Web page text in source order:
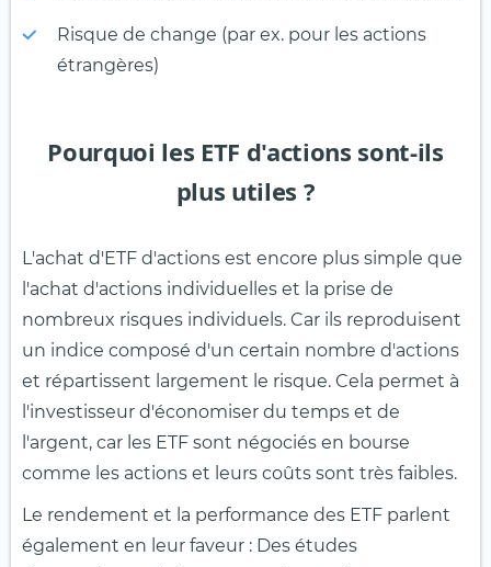
Risque de change (par ex. pour les actions
étrangères)
Pourquoi les ETF d'actions sont-ils
plus utiles ?
L'achat d'ETF d'actions est encore plus simple que
l'achat d'actions individuelles et la prise de
nombreux risques individuels. Car ils reproduisent
un indice composé d'un certain nombre d'actions
et répartissent largement le risque. Cela permet à
l'investisseur d'économiser du temps et de
l'argent, car les ETF sont négociés en bourse
comme les actions et leurs coûts sont très faibles.
Le rendement et la performance des ETF parlent
également en leur faveur : Des études